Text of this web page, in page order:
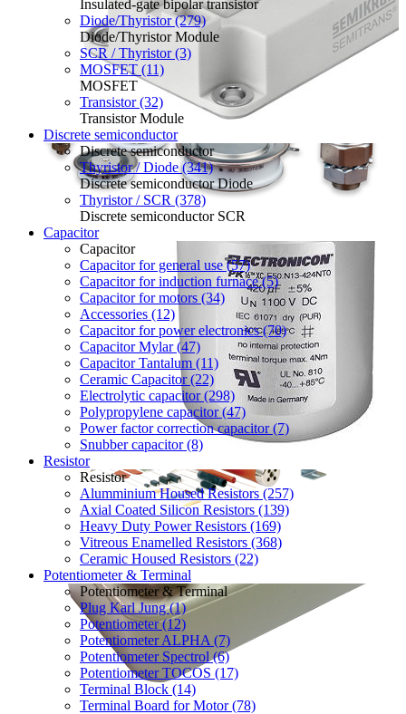
Insulated-gate bipolar transistor
Diode/Thyristor (279)
Diode/Thyristor Module
SCR / Thyristor (3)
MOSFET (11)
MOSFET
Transistor (32)
Transistor Module
Discrete semiconductor
Discrete semiconductor
Thyristor / Diode (341)
Discrete semiconductor Diode
Thyristor / SCR (378)
Discrete semiconductor SCR
Capacitor
Capacitor
Capacitor for general use (57)
Capacitor for induction furnace (5)
Capacitor for motors (34)
Accessories (12)
Capacitor for power electronics (70)
Capacitor Mylar (47)
Capacitor Tantalum (11)
Ceramic Capacitor (22)
Electrolytic capacitor (298)
Polypropylene capacitor (47)
Power factor correction capacitor (7)
Snubber capacitor (8)
Resistor
Resistor
Alumminium Housed Resistors (257)
Axial Coated Silicon Resistors (139)
Heavy Duty Power Resistors (169)
Vitreous Enamelled Resistors (368)
Ceramic Housed Resistors (22)
Potentiometer & Terminal
Potentiometer & Terminal
Plug Karl Jung (1)
Potentiometer (12)
Potentiometer ALPHA (7)
Potentiometer Spectrol (6)
Potentiometer TOCOS (17)
Terminal Block (14)
Terminal Board for Motor (78)